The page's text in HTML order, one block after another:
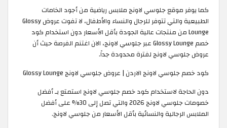
كما يوفر موقع جلوسي لاونج ملابس رياضية من أجود الخامات
الطبيعية والتي تتوفر للرجال والنساء والأطفال، لا تفوت عروض Glossy
Lounge من منتجات عالية الجودة بأقل الأسعار دون استخدام كود
خصم Glossy Lounge عبر جلوسي لاونج، الان اغتنم الفرصة حيث أن
عروض جلوسي لاونج لفترة محدودة جداً.
كود خصم جلوسي لاونج الاردن | عروض جلوسي لاونج Glossy Lounge
دون الحاجة لاستخدام كود خصم جلوسي لاونج استمتع بـ أفضل
خصومات جلوسي لاونج 2026 والتي تصل إلى 30% على أفضل
الملابس الرجالية والنسائية بأقل الأسعار من جلوسي لاونج.